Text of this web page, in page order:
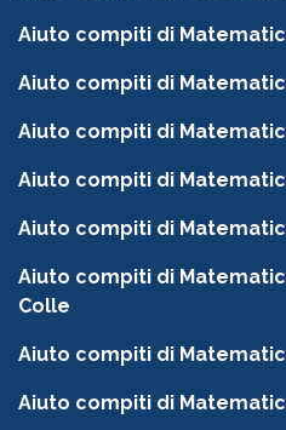
Aiuto compiti di
Aiuto compiti di
Aiuto compiti di
Aiuto compiti di
Aiuto compiti di
Aiuto compiti di
Colle
Aiuto compiti di
Aiuto compiti di